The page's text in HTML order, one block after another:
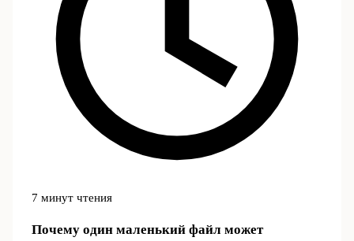
7 минут чтения
Почему один маленький файл может